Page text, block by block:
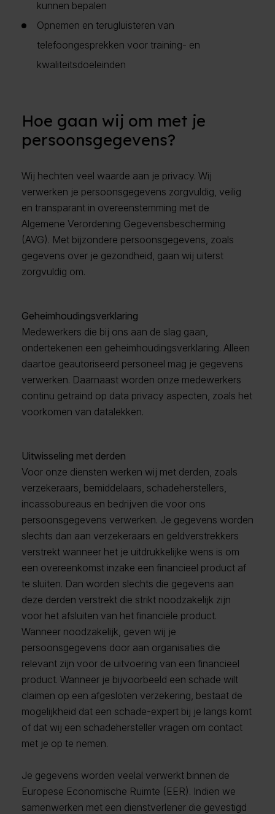
kunnen bepalen
Opnemen en terugluisteren van
telefoongesprekken voor training- en
kwaliteitsdoeleinden
Hoe gaan wij om met je
persoonsgegevens?
Wij hechten veel waarde aan je privacy. Wij
verwerken je persoonsgegevens zorgvuldig, veilig
en transparant in overeenstemming met de
Algemene Verordening Gegevensbescherming
(AVG). Met bijzondere persoonsgegevens, zoals
gegevens over je gezondheid, gaan wij uiterst
zorgvuldig om.
Geheimhoudingsverklaring
Medewerkers die bij ons aan de slag gaan,
ondertekenen een geheimhoudingsverklaring. Alleen
daartoe geautoriseerd personeel mag je gegevens
verwerken. Daarnaast worden onze medewerkers
continu getraind op data privacy aspecten, zoals het
voorkomen van datalekken.
Uitwisseling met derden
Voor onze diensten werken wij met derden, zoals
verzekeraars, bemiddelaars, schadeherstellers,
incassobureaus en bedrijven die voor ons
persoonsgegevens verwerken. Je gegevens worden
slechts dan aan verzekeraars en geldverstrekkers
verstrekt wanneer het je uitdrukkelijke wens is om
een overeenkomst inzake een financieel product af
te sluiten. Dan worden slechts die gegevens aan
deze derden verstrekt die strikt noodzakelijk zijn
voor het afsluiten van het financiële product.
Wanneer noodzakelijk, geven wij je
persoonsgegevens door aan organisaties die
relevant zijn voor de uitvoering van een financieel
product. Wanneer je bijvoorbeeld een schade wilt
claimen op een afgesloten verzekering, bestaat de
mogelijkheid dat een schade-expert bij je langs komt
of dat wij een schadehersteller vragen om contact
met je op te nemen.
Je gegevens worden veelal verwerkt binnen de
Europese Economische Ruimte (EER). Indien we
samenwerken met een dienstverlener die gevestigd